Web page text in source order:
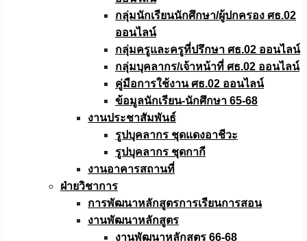
กลุ่มนักเรียนนักศึกษา/ผู้ปกครอง ศธ.02
ออนไลน์
กลุ่มครูและครูที่ปรึกษา ศธ.02 ออนไลน์
กลุ่มบุคลากร/เจ้าหน้าที่ ศธ.02 ออนไลน์
คู่มือการใช้งาน ศธ.02 ออนไลน์
ข้อมูลนักเรียน-นักศึกษา 65-68
งานประชาสัมพันธ์
รูปบุคลากร ชุดแดงอาชีวะ
รูปบุคลากร ชุดกากี
งานอาคารสถานที่
ฝ่ายวิชาการ
การพัฒนาหลักสูตรการเรียนการสอน
งานพัฒนาหลักสูตร
งานพัฒนาหลักสูตร 66-68